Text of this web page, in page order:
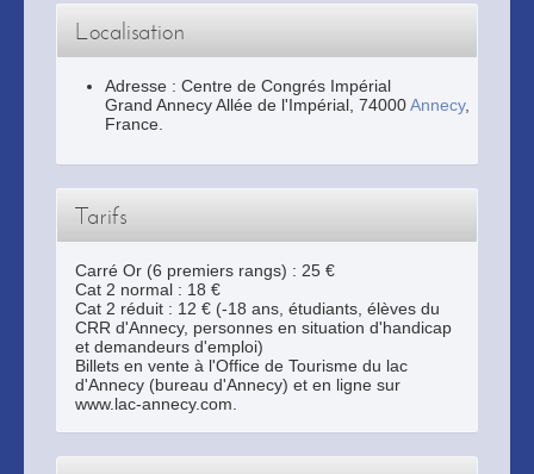
Localisation
Adresse : Centre de Congrés Impérial
Grand Annecy Allée de l'Impérial 74000Annecy,
France.
Tarifs
Carré Or (6 premiers rangs) : 25 €
Cat 2 normal : 18 €
Cat 2 réduit : 12 € (-18 ans, étudiants, élèves du
CRR d'Annecy, personnes en situation d'handicap
et demandeurs d'emploi)
Billets en vente à l'Office de Tourisme du lac
d'Annecy (bureau d'Annecy) et en ligne sur
www.lac-annecy.com.